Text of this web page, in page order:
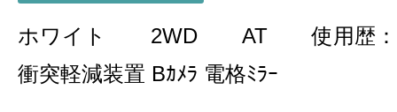
ホワイト 2WD AT
使用歴
衝突軽減装置 Bｶﾒﾗ 電格ﾐﾗｰ